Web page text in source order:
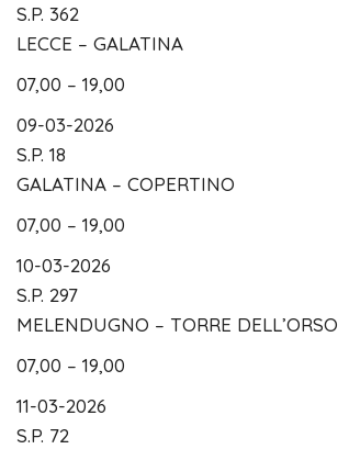
S.P. 362
LECCE – GALATINA
07,00 – 19,00
09-03-2026
S.P. 18
GALATINA – COPERTINO
07,00 – 19,00
10-03-2026
S.P. 297
MELENDUGNO – TORRE DELL’ORSO
07,00 – 19,00
11-03-2026
S.P. 72